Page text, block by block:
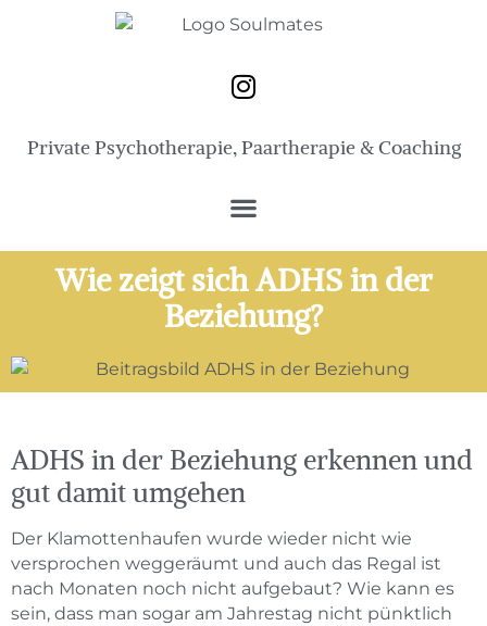
Private Psychotherapie, Paartherapie & Coaching
Wie zeigt sich ADHS in der
Beziehung?
ADHS in der Beziehung erkennen und
gut damit umgehen
Der Klamottenhaufen wurde wieder nicht wie
versprochen weggeräumt und auch das Regal ist
nach Monaten noch nicht aufgebaut? Wie kann es
sein, dass man sogar am Jahrestag nicht pünktlich